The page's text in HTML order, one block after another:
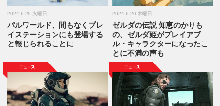
2024.6.25 火曜日
パルワールド、間もなくプレ
イステーションにも登場する
と報じられることに
2024.6.20 木曜日
ゼルダの伝説 知恵のかりも
の、ゼルダ姫がプレイアブ
ル・キャラクターになったこ
とに不満の声も